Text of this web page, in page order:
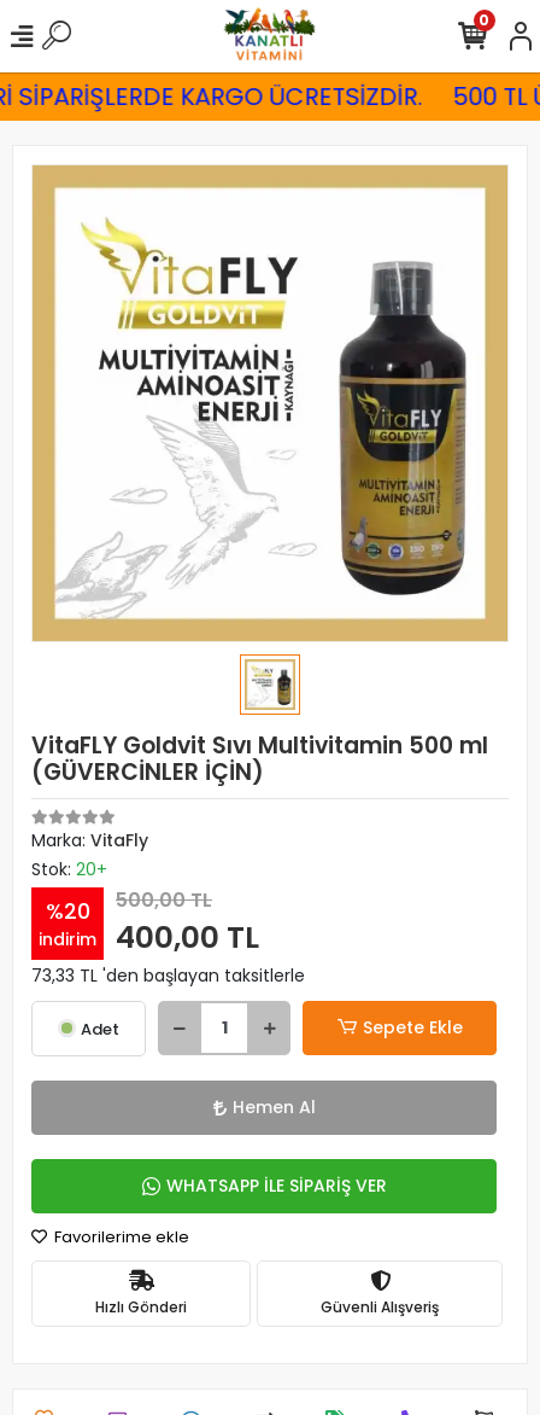
KARGO ÜCRETSİZDİR. 500 TL
0
VitaFLY Goldvit Sıvı Multivitamin 500 ml
(GÜVERCİNLER İÇİN)
Marka: VitaFly
Stok: 20+
%20
indirim
500,00 TL
400,00 TL
73,33 TL 'den başlayan taksitlerle
Adet Sepete Ekle
Hemen Al
WHATSAPP İLE SİPARİŞ VER
Favorilerime ekle
Hızlı Gönderi Güvenli Alışveriş